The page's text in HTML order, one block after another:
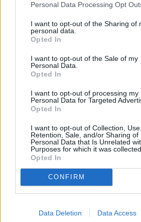
negar su consentimiento. Tenga en
de su consentimiento, pero usted tiene
rechazar tal procesamiento. Sus
cualquier momento entrando de nuevo
visitando nuestra política de privacidad.
Personal Data Processing Opt
I want to opt-out of the Sharing of
personal data.
Opted In
I want to opt-out of the Sale of my
Personal Data.
Opted In
I want to opt-out of processing my
Personal Data for Targeted
Opted In
I want to opt-out of Collection, Use,
Retention, Sale, and/or Sharing of
Personal Data that Is Unrelated
Purposes for which it was collected.
Opted In
CONFIRM
Data Deletion Data Access